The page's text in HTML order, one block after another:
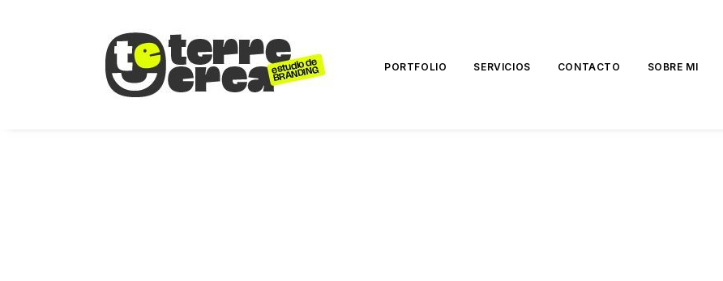
PORTFOLIO SERVICIOS CONTACTO SOBRE MI